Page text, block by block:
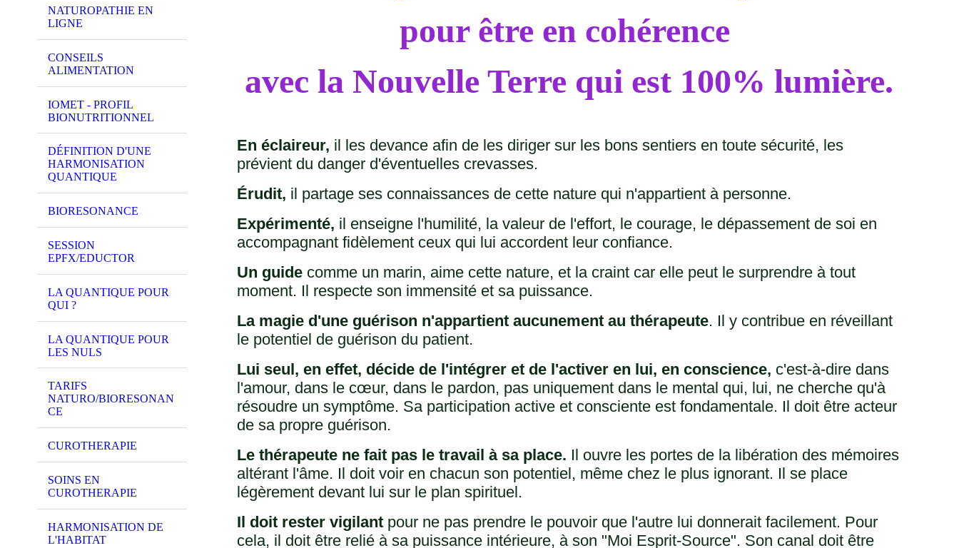
NATUROPATHIE EN
LIGNE
CONSEILS
ALIMENTATION
IOMET - PROFIL
BIONUTRITIONNEL
DÉFINITION D'UNE
HARMONISATION
QUANTIQUE
BIORESONANCE
SESSION
EPFX/EDUCTOR
LA QUANTIQUE POUR
QUI ?
LA QUANTIQUE POUR
LES NULS
TARIFS
NATURO/BIORESONAN
CE
CUROTHERAPIE
SOINS EN
CUROTHERAPIE
HARMONISATION DE
L'HABITAT
pour être en cohérence
avec la Nouvelle Terre qui est 100% lumière.
En éclaireur, il les devance afin de les diriger sur les bons sentiers en toute sécurité, les
prévient du danger d'éventuelles crevasses.
Érudit, il partage ses connaissances de cette nature qui n'appartient à personne.
Expérimenté, il enseigne l'humilité, la valeur de l'effort, le courage, le dépassement de soi en
accompagnant fidèlement ceux qui lui accordent leur confiance.
Un guide comme un marin, aime cette nature, et la craint car elle peut le surprendre à tout
moment. Il respecte son immensité et sa puissance.
La magie d'une guérison n'appartient aucunement au thérapeute. Il y contribue en réveillant
le potentiel de guérison du patient.
Lui seul, en effet, décide de l'intégrer et de l'activer en lui, en conscience, c'est-à-dire dans
l'amour, dans le cœur, dans le pardon, pas uniquement dans le mental qui, lui, ne cherche qu'à
résoudre un symptôme. Sa participation active et consciente est fondamentale. Il doit être acteur
de sa propre guérison.
Le thérapeute ne fait pas le travail à sa place. Il ouvre les portes de la libération des mémoires
altérant l'âme. Il doit voir en chacun son potentiel, même chez le plus ignorant. Il se place
légèrement devant lui sur le plan spirituel.
Il doit rester vigilant pour ne pas prendre le pouvoir que l'autre lui donnerait facilement. Pour
cela, il doit être relié à sa puissance intérieure, à son "Moi Esprit-Source". Son canal doit être